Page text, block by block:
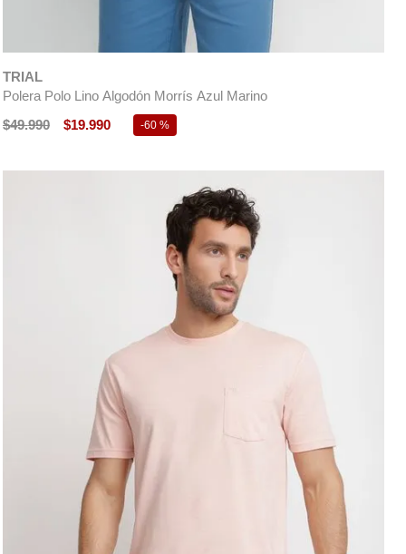
TRIAL
Polera Polo Lino Algodón Morrís Azul Marino
$49.990 $19.990 -60 %